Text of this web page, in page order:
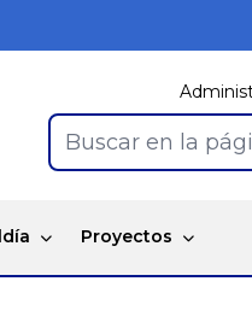
Buscar en la
Proyectos